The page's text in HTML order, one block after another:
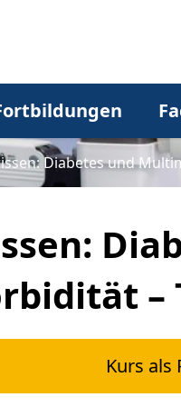
Diabetes und
–
Kurs als